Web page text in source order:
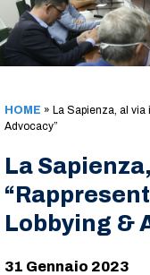
HOME » La Sapienza, al via
Advocacy”
La
Lobbying &
31 Gennaio 2023